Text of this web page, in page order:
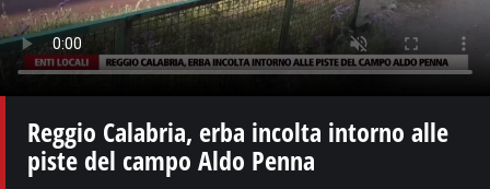
Reggio Calabria, erba incolta intorno alle
piste del campo Aldo Penna